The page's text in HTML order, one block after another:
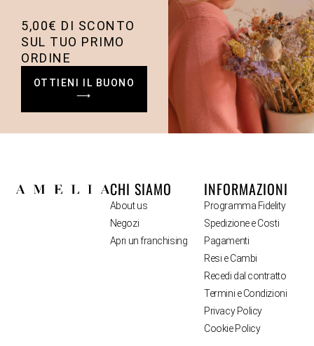
5,00€ DI SCONTO
SUL TUO PRIMO
ORDINE
OTTIENI IL BUONO
⟶
CHI SIAMO
About us
Negozi
Apri un franchising
INFORMAZIONI
Programma Fidelity
Spedizione e Costi
Pagamenti
Resi e Cambi
Recedi dal contratto
Termini e Condizioni
Privacy Policy
Cookie Policy